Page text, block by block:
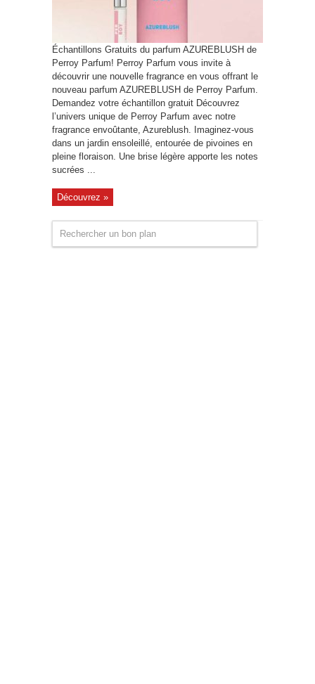
Échantillons Gratuits du parfum AZUREBLUSH de
Perroy Parfum! Perroy Parfum vous invite à
découvrir une nouvelle fragrance en vous offrant le
nouveau parfum AZUREBLUSH de Perroy Parfum.
Demandez votre échantillon gratuit Découvrez
l’univers unique de Perroy Parfum avec notre
fragrance envoûtante, Azureblush. Imaginez-vous
dans un jardin ensoleillé, entourée de pivoines en
pleine floraison. Une brise légère apporte les notes
sucrées ...
Découvrez »